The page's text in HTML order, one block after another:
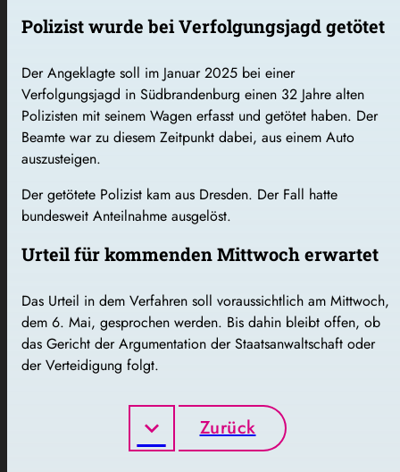
Polizist wurde bei Verfolgungsjagd getötet
Der Angeklagte soll im Januar 2025 bei einer
Verfolgungsjagd in Südbrandenburg einen 32 Jahre alten
Polizisten mit seinem Wagen erfasst und getötet haben. Der
Beamte war zu diesem Zeitpunkt dabei, aus einem Auto
auszusteigen.
Der getötete Polizist kam aus Dresden. Der Fall hatte
bundesweit Anteilnahme ausgelöst.
Urteil für kommenden Mittwoch erwartet
Das Urteil in dem Verfahren soll voraussichtlich am Mittwoch,
dem 6. Mai, gesprochen werden. Bis dahin bleibt offen, ob
das Gericht der Argumentation der Staatsanwaltschaft oder
der Verteidigung folgt.
Zurück